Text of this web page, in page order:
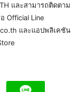
และสามารถติดตาม
Official Line
และแอปพลิเคชัน